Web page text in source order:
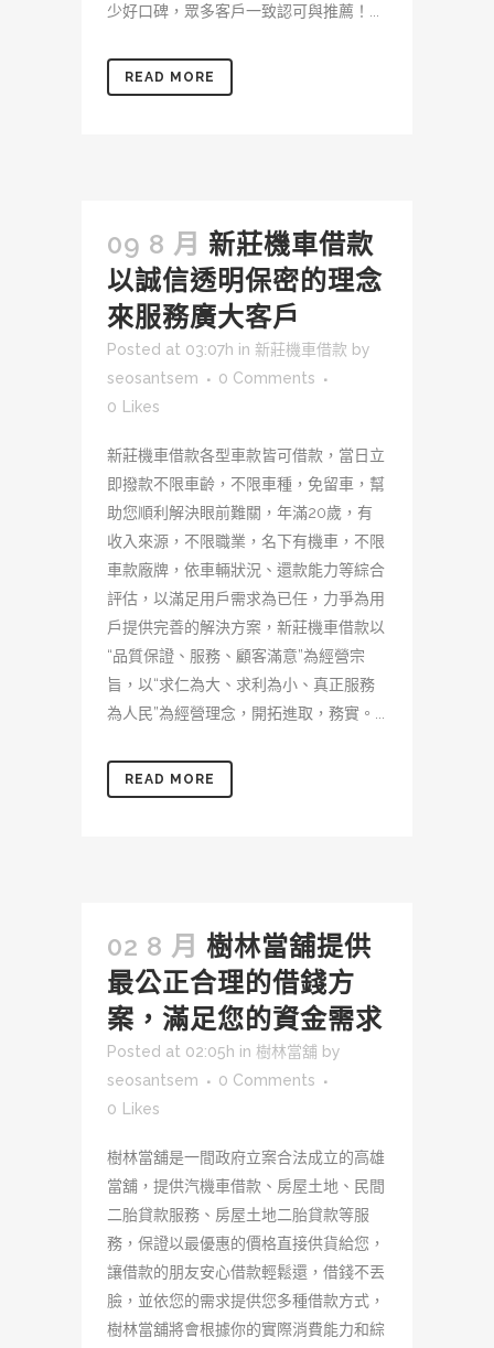
少好口碑，眾多客戶一致認可與推薦！...
READ MORE
09 8 月 新莊機車借款
以誠信透明保密的理念
來服務廣大客戶
Posted at 03:07h in 新莊機車借款 by
seosantsem
0 Comments
0 Likes
新莊機車借款各型車款皆可借款，當日立
即撥款不限車齡，不限車種，免留車，幫
助您順利解決眼前難關，年滿20歲，有
收入來源，不限職業，名下有機車，不限
車款廠牌，依車輛狀況、還款能力等綜合
評估，以滿足用戶需求為已任，力爭為用
戶提供完善的解決方案，新莊機車借款以
“品質保證、服務、顧客滿意”為經營宗
旨，以“求仁為大、求利為小、真正服務
為人民”為經營理念，開拓進取，務實。...
READ MORE
02 8 月 樹林當舖提供
最公正合理的借錢方
案，滿足您的資金需求
Posted at 02:05h in 樹林當舖 by
seosantsem
0 Comments
0 Likes
樹林當舖是一間政府立案合法成立的高雄
當舖，提供汽機車借款、房屋土地、民間
二胎貸款服務、房屋土地二胎貸款等服
務，保證以最優惠的價格直接供貨給您，
讓借款的朋友安心借款輕鬆還，借錢不丟
臉，並依您的需求提供您多種借款方式，
樹林當舖將會根據你的實際消費能力和綜